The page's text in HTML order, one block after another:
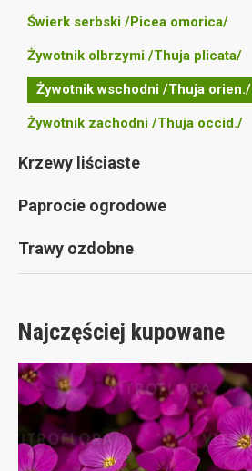
Świerk serbski /Picea omorica/
Żywotnik olbrzymi /Thuja plicata/
Żywotnik wschodni /Thuja orien./
Żywotnik zachodni /Thuja occid./
Krzewy liściaste
Paprocie ogrodowe
Trawy ozdobne
Najczęściej kupowane